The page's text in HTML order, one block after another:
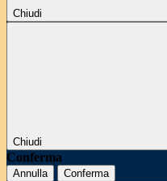
Chiudi
Chiudi
Conferma
Annulla Conferma